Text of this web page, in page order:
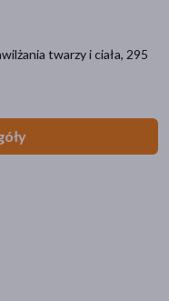
twarzy i ciała, 295